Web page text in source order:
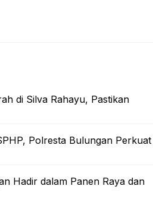
di Silva Rahayu, Pastikan
Polresta Bulungan Perkuat
Hadir dalam Panen Raya dan